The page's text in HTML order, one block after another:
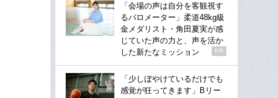
「会場の声は自分を客観視す
るバロメーター」柔道48kg級
金メダリスト・角田夏実が感
じていた声の力と、声を活か
した新たなミッション
PR
「少しぼやけているだけでも
感覚が狂ってきます」Bリー